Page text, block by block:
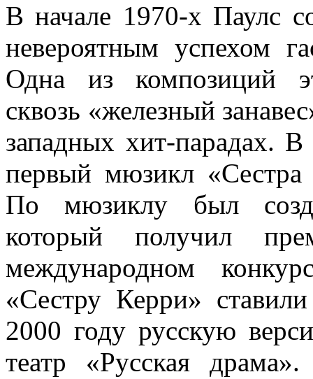
В начале 1970-х Паулс
невероятным успехом
Одна из композиций
сквозь «железный
западных хит-парадах.
первый мюзикл
По мюзиклу был
который получил
международном
«Сестру Керри»
2000 году русскую
театр «Русская